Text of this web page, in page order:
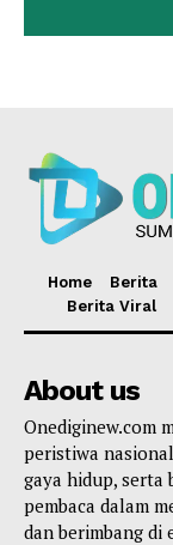
Home Berita
Berita Viral
About us
Onediginew.com
peristiwa
gaya hidup, serta
pembaca dalam
dan berimbang di